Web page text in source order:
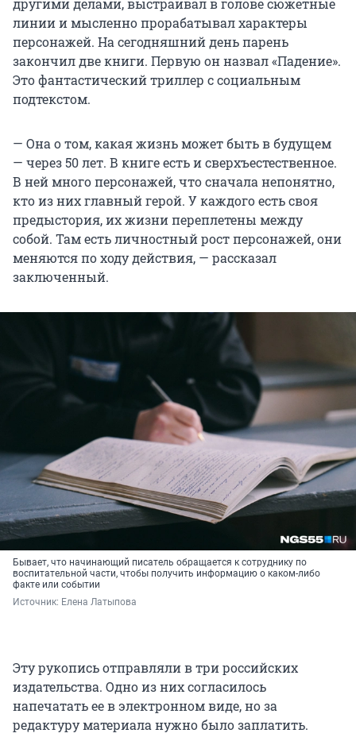
другими делами, выстраивал в голове сюжетные
линии и мысленно прорабатывал характеры
персонажей. На сегодняшний день парень
закончил две книги. Первую он назвал «Падение».
Это фантастический триллер с социальным
подтекстом.
— Она о том, какая жизнь может быть в будущем
— через 50 лет. В книге есть и сверхъестественное.
В ней много персонажей, что сначала непонятно,
кто из них главный герой. У каждого есть своя
предыстория, их жизни переплетены между
собой. Там есть личностный рост персонажей, они
меняются по ходу действия, — рассказал
заключенный.
Бывает, что начинающий писатель обращается к сотруднику по
воспитательной части, чтобы получить информацию о каком-либо
факте или событии
Источник: Елена Латыпова
Эту рукопись отправляли в три российских
издательства. Одно из них согласилось
напечатать ее в электронном виде, но за
редактуру материала нужно было заплатить.